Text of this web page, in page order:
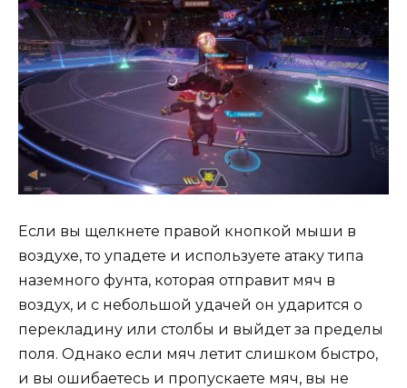
Если вы щелкнете правой кнопкой мыши в
воздухе, то упадете и используете атаку типа
наземного фунта, которая отправит мяч в
воздух, и с небольшой удачей он ударится о
перекладину или столбы и выйдет за пределы
поля. Однако если мяч летит слишком быстро,
и вы ошибаетесь и пропускаете мяч, вы не